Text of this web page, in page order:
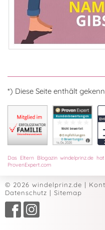
*) Diese Seite enthält
Das Eltern Blogazin windelprinz.de hat
ProvenExpert.com
© 2026 windelprinz.de |
Datenschutz | Sitemap